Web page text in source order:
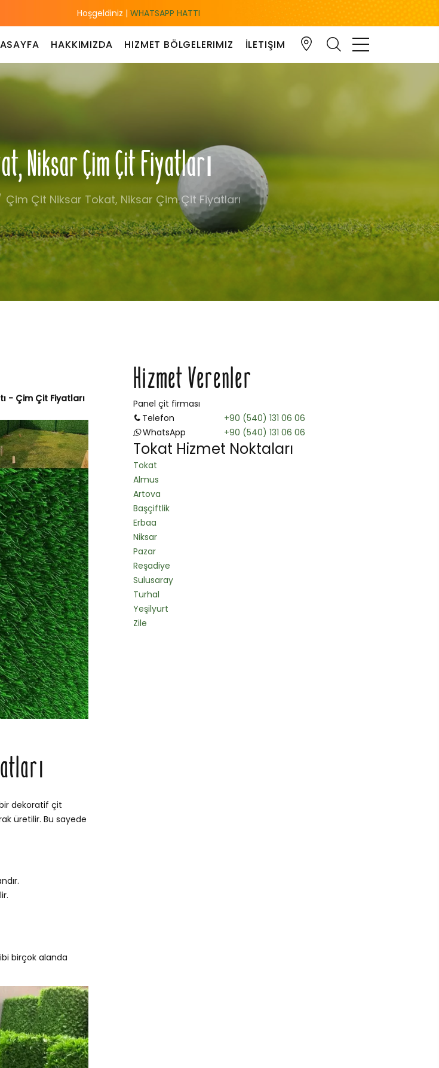
Hoşgeldiniz | WHATSAPP HATTI
HAKKIMIZDA HIZMET BÖLGELERIMIZ İLETIŞIM
Niksar Çim Çit Fiyatları
Çim Çit Niksar Tokat, Niksar Çim Çit Fiyatları
Hizmet Verenler
Panel çit firması
Telefon
+90 (540) 131 06 06
WhatsApp
+90 (540) 131 06 06
Tokat Hizmet Noktaları
Tokat
Almus
Artova
Başçiftlik
Erbaa
Niksar
Pazar
Reşadiye
Sulusaray
Turhal
Yeşilyurt
Zile
- Çim Çit Fiyatları
dekoratif çit
üretilir. Bu sayede
birçok alanda